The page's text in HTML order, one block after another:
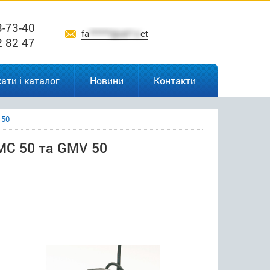
73-40
82 47
fa ******@uk*.n et
і каталог Новини Контакти
50 та GMV 50